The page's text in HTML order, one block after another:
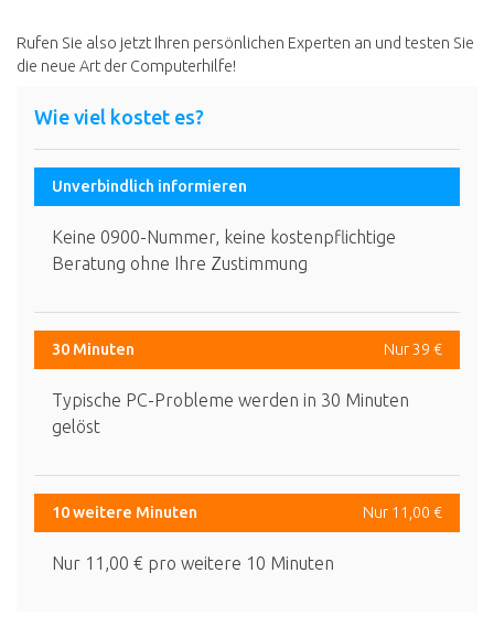
Rufen Sie also jetzt Ihren persönlichen Experten an und testen Sie
die neue Art der Computerhilfe!
Wie viel kostet es?
Unverbindlich informieren
Keine 0900-Nummer, keine kostenpflichtige
Beratung ohne Ihre Zustimmung
30 Minuten Nur 39 €
Typische PC-Probleme werden in 30 Minuten
gelöst
10 weitere Minuten Nur 11,00 €
Nur 11,00 € pro weitere 10 Minuten